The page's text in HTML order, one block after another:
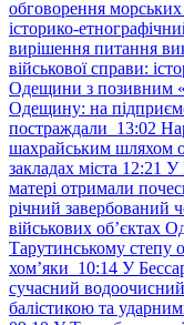
обговорення морських
історико-
вирішення питання
військової справи:
Одещини з позивним
Одещину: на
постраждали 13:02
шахрайським шляхом
закладах міста 12:21 У
матері отримали
річний завербований
військових обʼєктах
Тарутинському степу
хом’яки 10:14 У
сучасний
балістикою та